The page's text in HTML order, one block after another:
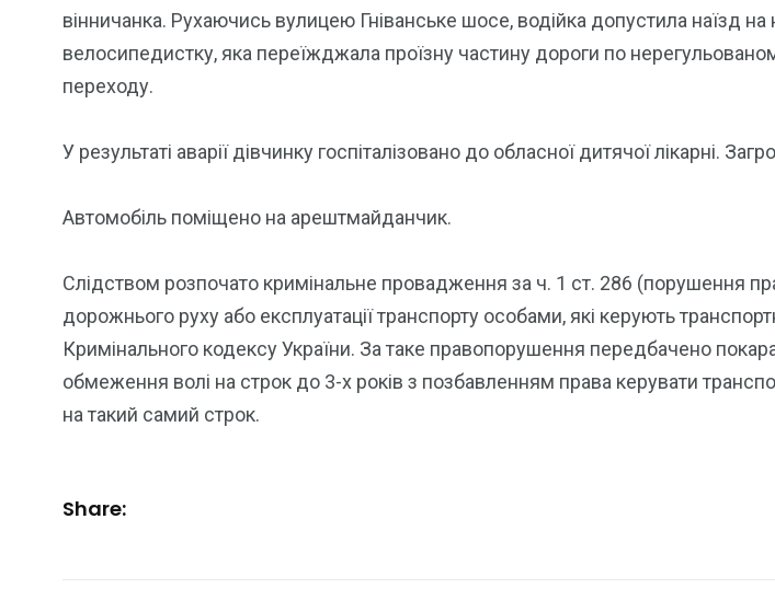
вінничанка. Рухаючись вулицею Гніванське шосе, водійка допустила наїзд на
велосипедистку, яка переїжджала проїзну частину дороги по
переходу.
У результаті аварії дівчинку госпіталізовано до обласної дитячої лікарні.
Автомобіль поміщено на арештмайданчик.
Слідством розпочато кримінальне провадження за ч. 1 ст. 286 (порушення
дорожнього руху або експлуатації транспорту особами, які керують
Кримінального кодексу України. За таке правопорушення передбачено
обмеження волі на строк до 3-х років з позбавленням права керувати
на такий самий строк.
Share: